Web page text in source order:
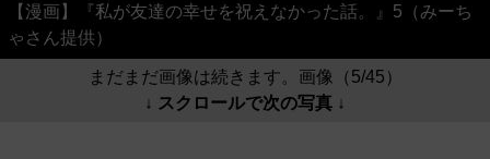
【漫画】『私が友達の幸せを祝えなかった話。』5（みーち
ゃさん提供）
まだまだ画像は続きます。画像（5/45）
↓ スクロールで次の写真 ↓